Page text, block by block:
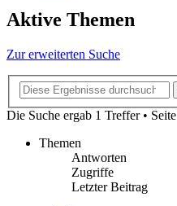
Aktive Themen
Zur erweiterten Suche
Die Suche ergab 1 Treffer • Seite
Themen
Antworten
Zugriffe
Letzter Beitrag